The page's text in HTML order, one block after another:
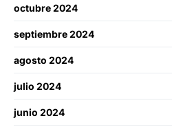
octubre 2024
septiembre 2024
agosto 2024
julio 2024
junio 2024